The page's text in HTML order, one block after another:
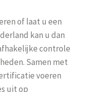
of laat u een
kan u dan
controle
Samen met
voeren
uit op